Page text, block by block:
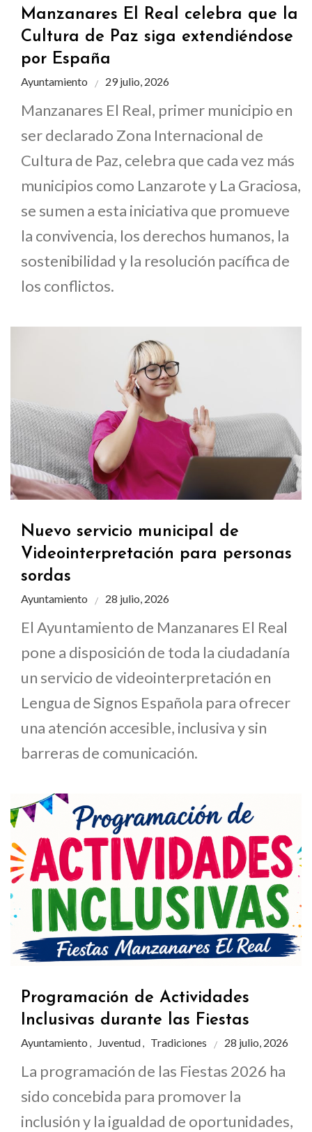
Manzanares El Real celebra que la
Cultura de Paz siga extendiéndose
por España
Ayuntamiento 29 julio, 2026
Manzanares El Real, primer municipio en
ser declarado Zona Internacional de
Cultura de Paz, celebra que cada vez más
municipios como Lanzarote y La Graciosa,
se sumen a esta iniciativa que promueve
la convivencia, los derechos humanos, la
sostenibilidad y la resolución pacífica de
los conflictos.
Nuevo servicio municipal de
Videointerpretación para personas
sordas
Ayuntamiento 28 julio, 2026
El Ayuntamiento de Manzanares El Real
pone a disposición de toda la ciudadanía
un servicio de videointerpretación en
Lengua de Signos Española para ofrecer
una atención accesible, inclusiva y sin
barreras de comunicación.
Programación de Actividades
Inclusivas durante las Fiestas
Ayuntamiento , Juventud, Tradiciones 28 julio, 2026
La programación de las Fiestas 2026 ha
sido concebida para promover la
inclusión y la igualdad de oportunidades,